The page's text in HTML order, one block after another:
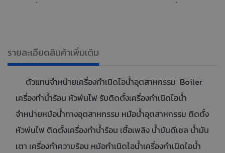
และติดตั้งเครื่องกำเนิดไอน้ำ
รายละเอียดสินค้าเพิ่มเติม
ตัวแทนจำหน่ายเครื่องกำเนิดไอน้ำอุตสาหกรรม Boiler
เครื่องทำน้ำร้อน หัวพ่นไฟ รับติดตั้งเครื่องกำเนิดไอน้ำ
จำหน่ายหม้อน้ำทางอุตสาหกรรม หม้อน้ำอุตสาหกรรม ติดตั้ง
หัวพ่นไฟ ติดตั้งเครื่องทำน้ำร้อน เชื้อเพลิง น้ำมันดีเซล น้ำมัน
เตา เครื่องทำความร้อน หม้อกำเนิดไอน้ำเครื่องกำเนิดไอน้ำ